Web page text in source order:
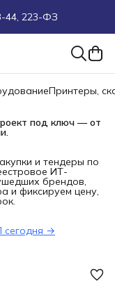
и под заказ
Принтеры,
под ключ — от
и тендеры по
ИТ-
брендов,
и фиксируем цену,
сегодня →